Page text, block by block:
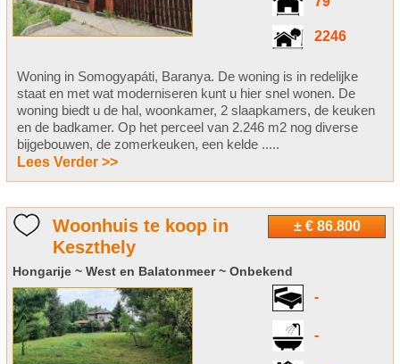
2246
Woning in Somogyapáti, Baranya. De woning is in redelijke
staat en met wat moderniseren kunt u hier snel wonen. De
woning biedt u de hal, woonkamer, 2 slaapkamers, de keuken
en de badkamer. Op het perceel van 2.246 m2 nog diverse
bijgebouwen, de zomerkeuken, een kelde .....
Lees Verder >>
± € 86.800
Woonhuis te koop in
Keszthely
Hongarije ~ West en Balatonmeer ~ Onbekend
-
-